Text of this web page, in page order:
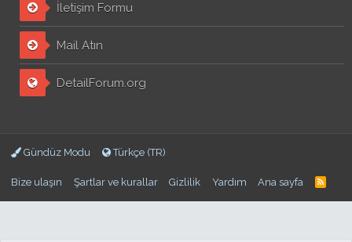
İletişim Formu
Mail Atın
DetailForum.org
Gündüz Modu Türkçe (TR)
Bize ulaşın Şartlar ve kurallar Gizlilik Yardım Ana sayfa